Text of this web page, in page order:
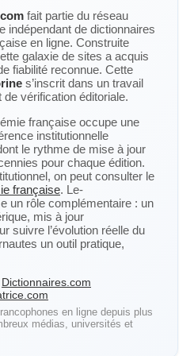
fait partie du réseau
indépendant de dictionnaires
en ligne. Construite
galaxie de sites a acquis
fiabilité reconnue. Cette
s’inscrit dans un travail
vérification éditoriale.
française occupe une
institutionnelle
le rythme de mise à jour
pour chaque édition.
on peut consulter le
française. Le-
un rôle complémentaire : un
mis à jour
suivre l’évolution réelle du
un outil pratique,
Dictionnaires.com
en ligne depuis plus
médias, universités et